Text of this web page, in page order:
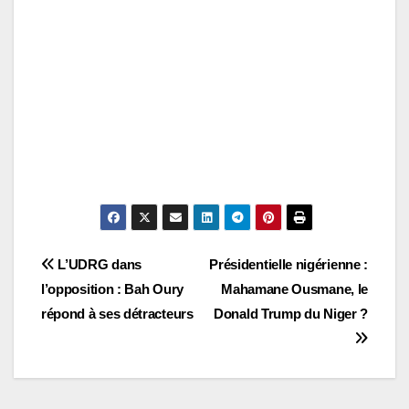
Navigation
de
Présidentielle nigérienne :
Mahamane Ousmane, le
Donald Trump du Niger ?
L’UDRG dans
l’opposition : Bah Oury
répond à ses détracteurs